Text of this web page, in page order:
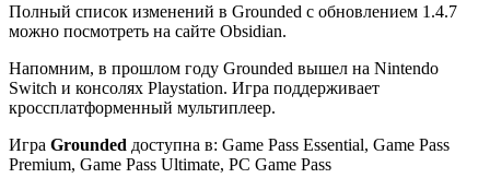
Полный список изменений в Grounded с обновлением 1.4.7
можно посмотреть на сайте Obsidian.
Напомним, в прошлом году Grounded вышел на Nintendo
Switch и консолях Playstation. Игра поддерживает
кроссплатформенный мультиплеер.
Игра Grounded доступна в: Game Pass Essential, Game Pass
Premium, Game Pass Ultimate, PC Game Pass